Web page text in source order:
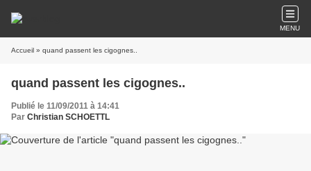
MENU
Accueil » quand passent les cigognes..
quand passent les cigognes..
Publié le 11/09/2011 à 14:41
Par Christian SCHOETTL